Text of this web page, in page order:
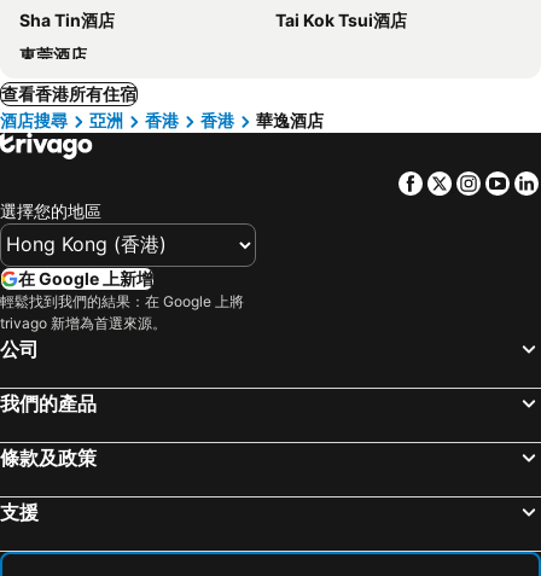
Sha Tin酒店
Tai Kok Tsui酒店
東莞酒店
查看香港所有住宿
酒店搜尋
亞洲 香港 香港 華逸酒店
Facebook
Twitter
選擇您的地區
在 Google 上新增
輕鬆找到我們的結果：在 Google 上將
trivago 新增為首選來源。
公司
我們的產品
條款及政策
支援